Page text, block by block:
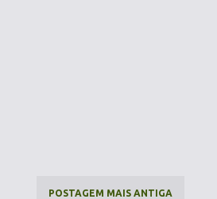
POSTAGEM MAIS ANTIGA